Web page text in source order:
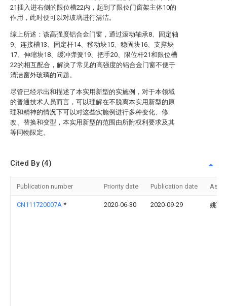
21插入进右侧的限位槽22内，起到了限位门窗架主体10的
作用，此时便可以对玻璃进行清洁。
综上所述：该高强度铝合金门窗，通过滚动轴承8、固定轴
9、连接槽13、固定杆14、移动块15、稳固块16、支撑块
17、伸缩块18、缓冲弹簧19、把手20、限位杆21和限位槽
22的相互配合，解决了常见的高强度的铝合金门窗不便于
清洁窗外玻璃的问题。
尽管已经示出和描述了本实用新型的实施例，对于本领域
的普通技术人员而言，可以理解在不脱离本实用新型的原
理和精神的情况下可以对这些实施例进行多种变化、修
改、替换和变型，本实用新型的范围由所附权利要求及其
等同物限定。
Cited By (4)
Publication number Priority date Publication date
CN111720007A * 2020-06-30 2020-09-29 姚丙